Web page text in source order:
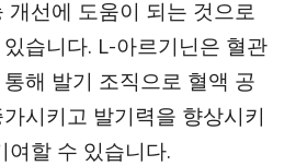
개선에 도움이 되는 것으로
습니다. L-아르기닌은 혈관
해 발기 조직으로 혈액 공
시키고 발기력을 향상시키
여할 수 있습니다.